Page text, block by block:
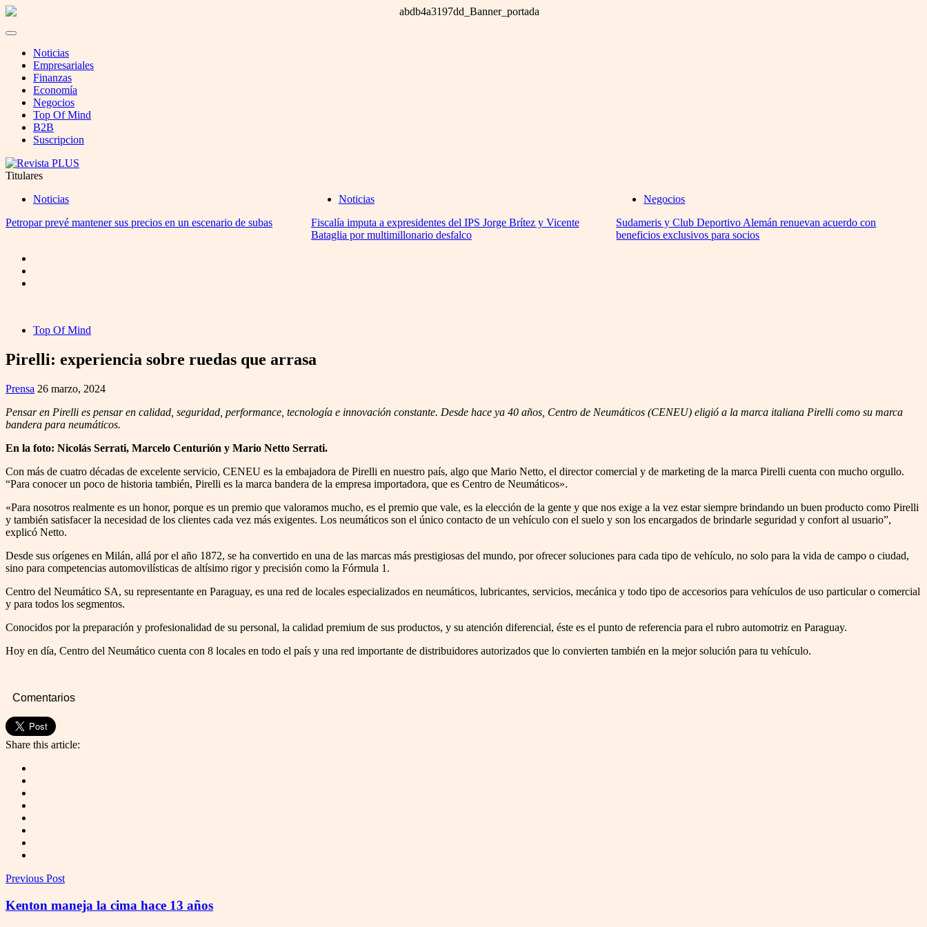
Noticias
Empresariales
Finanzas
Economía
Negocios
Top Of Mind
B2B
Suscripcion
Titulares
Noticias
Petropar prevé mantener sus precios en un escenario de subas
Noticias
Fiscalía imputa a expresidentes del IPS Jorge Brítez y Vicente
Bataglia por multimillonario desfalco
Negocios
Sudameris y Club Deportivo Alemán renuevan acuerdo con
beneficios exclusivos para socios
Top Of Mind
Pirelli: experiencia sobre ruedas que arrasa
Prensa 26 marzo, 2024
Pensar en Pirelli es pensar en calidad, seguridad, performance, tecnología e innovación constante. Desde hace ya 40 años, Centro de Neumáticos (CENEU) eligió a la marca italiana Pirelli como su marca
bandera para neumáticos.
En la foto: Nicolás Serrati, Marcelo Centurión y Mario Netto Serrati.
Con más de cuatro décadas de excelente servicio, CENEU es la embajadora de Pirelli en nuestro país, algo que Mario Netto, el director comercial y de marketing de la marca Pirelli cuenta con mucho orgullo.
“Para conocer un poco de historia también, Pirelli es la marca bandera de la empresa importadora, que es Centro de Neumáticos».
«Para nosotros realmente es un honor, porque es un premio que valoramos mucho, es el premio que vale, es la elección de la gente y que nos exige a la vez estar siempre brindando un buen producto como Pirelli
y también satisfacer la necesidad de los clientes cada vez más exigentes. Los neumáticos son el único contacto de un vehículo con el suelo y son los encargados de brindarle seguridad y confort al usuario”,
explicó Netto.
Desde sus orígenes en Milán, allá por el año 1872, se ha convertido en una de las marcas más prestigiosas del mundo, por ofrecer soluciones para cada tipo de vehículo, no solo para la vida de campo o ciudad,
sino para competencias automovilísticas de altísimo rigor y precisión como la Fórmula 1.
Centro del Neumático SA, su representante en Paraguay, es una red de locales especializados en neumáticos, lubricantes, servicios, mecánica y todo tipo de accesorios para vehículos de uso particular o comercial
y para todos los segmentos.
Conocidos por la preparación y profesionalidad de su personal, la calidad premium de sus productos, y su atención diferencial, éste es el punto de referencia para el rubro automotriz en Paraguay.
Hoy en día, Centro del Neumático cuenta con 8 locales en todo el país y una red importante de distribuidores autorizados que lo convierten también en la mejor solución para tu vehículo.
Comentarios
Share this article:
Previous Post
Kenton maneja la cima hace 13 años